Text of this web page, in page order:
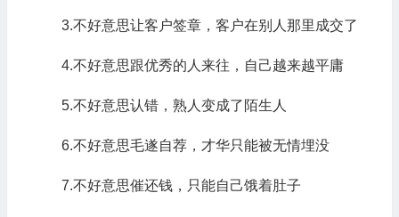
3.不好意思让客户签章，客户在别人那里成交了
4.不好意思跟优秀的人来往，自己越来越平庸
5.不好意思认错，熟人变成了陌生人
6.不好意思毛遂自荐，才华只能被无情埋没
7.不好意思催还钱，只能自己饿着肚子